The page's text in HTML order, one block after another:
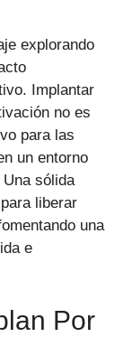
explorando
Implantar
no es
para las
un entorno
sólida
liberar
una
e
Por